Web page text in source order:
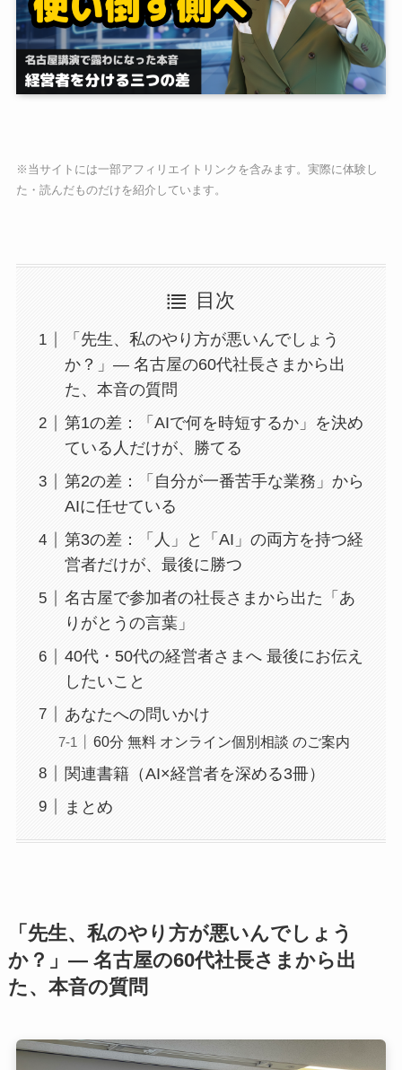
※当サイトには一部アフィリエイトリンクを含みます。実際に体験し
た・読んだものだけを紹介しています。
目次
「先生、私のやり方が悪いんでしょう
か？」— 名古屋の60代社長さまから出
た、本音の質問
第1の差：「AIで何を時短するか」を決め
ている人だけが、勝てる
第2の差：「自分が一番苦手な業務」から
AIに任せている
第3の差：「人」と「AI」の両方を持つ経
営者だけが、最後に勝つ
名古屋で参加者の社長さまから出た「あ
りがとうの言葉」
40代・50代の経営者さまへ 最後にお伝え
したいこと
あなたへの問いかけ
60分 無料 オンライン個別相談 のご案内
関連書籍（AI×経営者を深める3冊）
まとめ
「先生、私のやり方が悪いんでしょう
か？」— 名古屋の60代社長さまから出
た、本音の質問